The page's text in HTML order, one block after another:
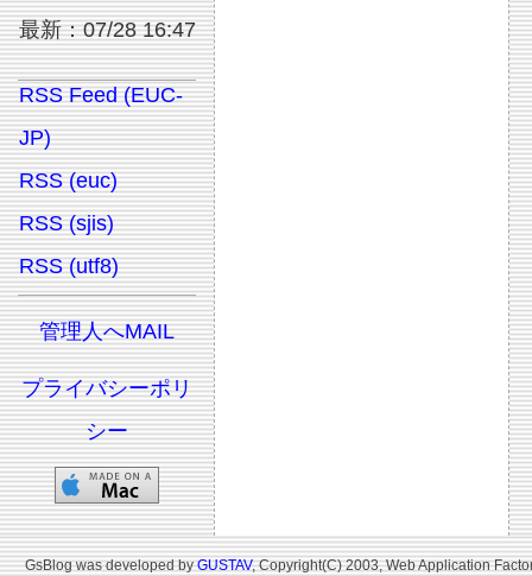
最新：07/28 16:47
RSS Feed (EUC-
JP)
RSS (euc)
RSS (sjis)
RSS (utf8)
管理人へMAIL
プライバシーポリ
シー
GsBlog was developed byGUSTAV, Copyright(C) 2003, Web Application